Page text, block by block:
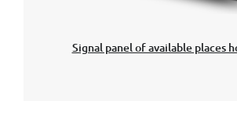
Signal panel of available places